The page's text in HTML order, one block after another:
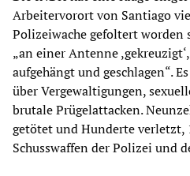
Arbeitervorort von Santiago
Polizeiwache gefoltert worden
„an einer Antenne
aufgehängt und geschlagen“.
über Vergewaltigungen,
brutale Prügelattacken.
getötet und Hunderte verletzt,
Schusswaffen der Polizei und